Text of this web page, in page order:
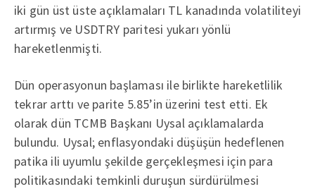
iki gün üst üste açıklamaları TL kanadında volatiliteyi
artırmış ve USDTRY paritesi yukarı yönlü
hareketlenmişti.
Dün operasyonun başlaması ile birlikte hareketlilik
tekrar arttı ve parite 5.85’in üzerini test etti. Ek
olarak dün TCMB Başkanı Uysal açıklamalarda
bulundu. Uysal; enflasyondaki düşüşün hedeflenen
patika ili uyumlu şekilde gerçekleşmesi için para
politikasındaki temkinli duruşun sürdürülmesi